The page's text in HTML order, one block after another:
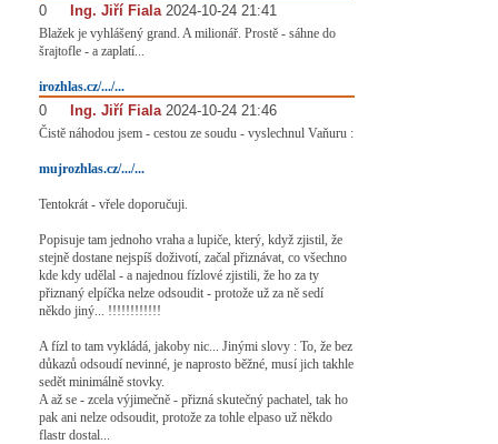
0 Ing. Jiří Fiala 2024-10-24 21:41
Blažek je vyhlášený grand. A milionář. Prostě - sáhne do
šrajtofle - a zaplatí...
irozhlas.cz/.../...
0 Ing. Jiří Fiala 2024-10-24 21:46
Čistě náhodou jsem - cestou ze soudu - vyslechnul Vaňuru :
mujrozhlas.cz/.../...
Tentokrát - vřele doporučuji.
Popisuje tam jednoho vraha a lupiče, který, když zjistil, že
stejně dostane nejspíš doživotí, začal přiznávat, co všechno
kde kdy udělal - a najednou fízlové zjistili, že ho za ty
přiznaný elpíčka nelze odsoudit - protože už za ně sedí
někdo jiný... !!!!!!!!!!!!
A fízl to tam vykládá, jakoby nic... Jinými slovy : To, že bez
důkazů odsoudí nevinné, je naprosto běžné, musí jich takhle
sedět minimálně stovky.
A až se - zcela výjimečně - přizná skutečný pachatel, tak ho
pak ani nelze odsoudit, protože za tohle elpaso už někdo
flastr dostal...